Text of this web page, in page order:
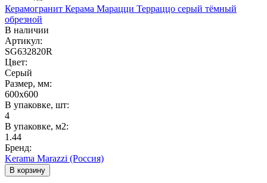
Керамогранит Керама Марацци Терраццо серый тёмный
обрезной
В наличии
Артикул:
SG632820R
Цвет:
Серый
Размер, мм:
600x600
В упаковке, шт:
4
В упаковке, м2:
1.44
Бренд:
Kerama Marazzi (Россия)
В корзину